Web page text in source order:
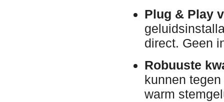
Plug & Play
direct. Geen
Robuuste
kunnen
warm